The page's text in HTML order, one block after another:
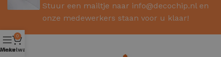
Stuur een mailtje naar info@decochip.nl en
onze medewerkers staan voor u klaar!
Menu
0